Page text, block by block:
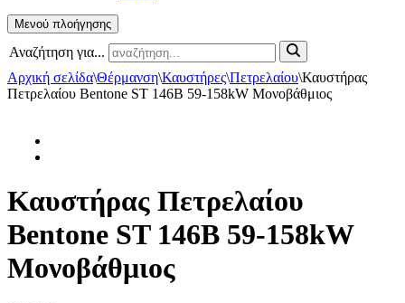
Μενού πλοήγησης
Αναζήτηση για...
Αρχική σελίδα\Θέρμανση\Καυστήρες\Πετρελαίου\Καυστήρας
Πετρελαίου Bentone ST 146B 59-158kW Μονοβάθμιος
Καυστήρας Πετρελαίου
Bentone ST 146B 59-158kW
Μονοβάθμιος